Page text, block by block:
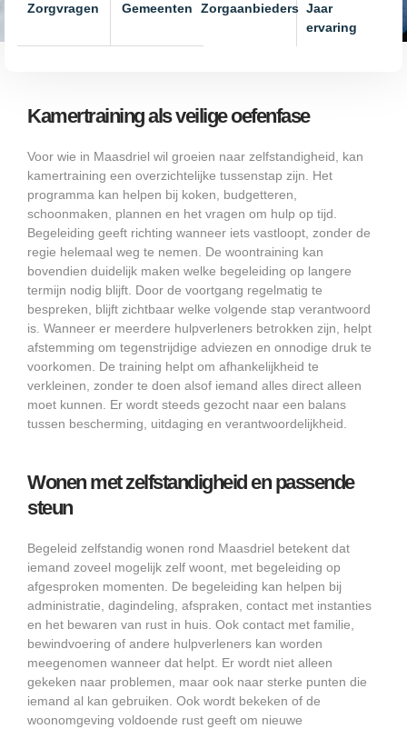
Zorgvragen Gemeenten Zorgaanbieders Jaar
ervaring
Kamertraining als veilige oefenfase
Voor wie in Maasdriel wil groeien naar zelfstandigheid, kan
kamertraining een overzichtelijke tussenstap zijn. Het
programma kan helpen bij koken, budgetteren,
schoonmaken, plannen en het vragen om hulp op tijd.
Begeleiding geeft richting wanneer iets vastloopt, zonder de
regie helemaal weg te nemen. De woontraining kan
bovendien duidelijk maken welke begeleiding op langere
termijn nodig blijft. Door de voortgang regelmatig te
bespreken, blijft zichtbaar welke volgende stap verantwoord
is. Wanneer er meerdere hulpverleners betrokken zijn, helpt
afstemming om tegenstrijdige adviezen en onnodige druk te
voorkomen. De training helpt om afhankelijkheid te
verkleinen, zonder te doen alsof iemand alles direct alleen
moet kunnen. Er wordt steeds gezocht naar een balans
tussen bescherming, uitdaging en verantwoordelijkheid.
Wonen met zelfstandigheid en passende
steun
Begeleid zelfstandig wonen rond Maasdriel betekent dat
iemand zoveel mogelijk zelf woont, met begeleiding op
afgesproken momenten. De begeleiding kan helpen bij
administratie, dagindeling, afspraken, contact met instanties
en het bewaren van rust in huis. Ook contact met familie,
bewindvoering of andere hulpverleners kan worden
meegenomen wanneer dat helpt. Er wordt niet alleen
gekeken naar problemen, maar ook naar sterke punten die
iemand al kan gebruiken. Ook wordt bekeken of de
woonomgeving voldoende rust geeft om nieuwe